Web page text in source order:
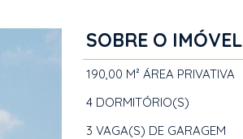
SOBRE O IMÓVEL
190,00 M² ÁREA PRIVATIVA
4 DORMITÓRIO(S)
3 VAGA(S) DE GARAGEM